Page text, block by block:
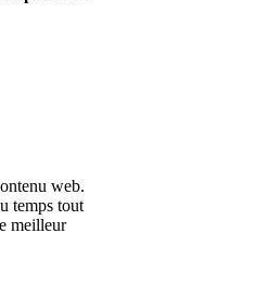
web.
temps tout
meilleur